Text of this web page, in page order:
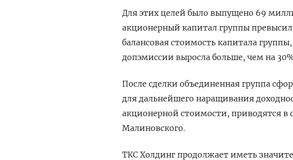
Для этих целей было выпущено 69
акционерный капитал группы
балансовая стоимость капитала
допэмиссии выросла больше, чем на
После сделки объединенная группа
для дальнейшего наращивания
акционерной стоимости, приводятся в
Малиновского.
ТКС Холдинг продолжает иметь